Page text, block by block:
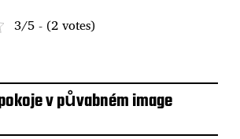
3/5 - (2 votes)
v půvabném image